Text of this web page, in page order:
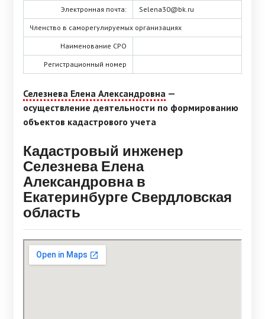
Электронная почта: Selena30@bk.ru
Членство в саморегулируемых организациях
Наименование СРО
Регистрационный номер
Селезнева Елена Александровна —
осуществление деятельности по формированию
объектов кадастрового учета
Кадастровый инженер
Селезнева Елена
Александровна в
Екатеринбурге Свердловская
область